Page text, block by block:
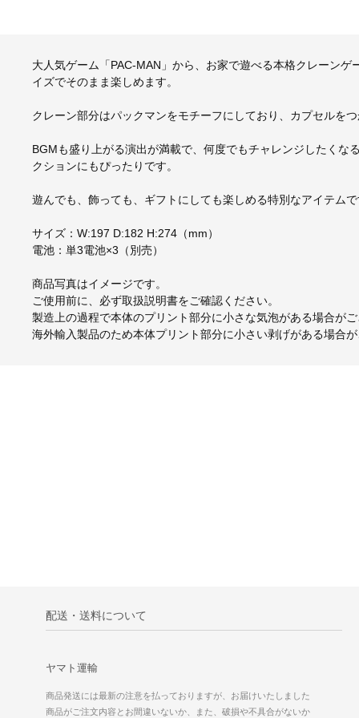
大人気ゲーム「PAC-MAN」から、お家で遊べる本格クレーン
イズでそのまま楽しめます。
クレーン部分はパックマンをモチーフにしており、カプセルを
BGMも盛り上がる演出が満載で、何度でもチャレンジしたく
クションにもぴったりです。
遊んでも、飾っても、ギフトにしても楽しめる特別なアイテムで
サイズ：W:197 D:182 H:274（mm）
電池：単3電池×3（別売）
商品写真はイメージです。
ご使用前に、必ず取扱説明書をご確認ください。
製造上の過程で本体のプリント部分に小さな気泡がある場合がご
海外輸入製品のため本体プリント部分に小さい剥げがある場合が
配送・送料について
ヤマト運輸
商品発送には最新の注意を払っておりますが、お届けいたしました
商品がご注文内容とお間違いないか、また、破損や不具合がないか